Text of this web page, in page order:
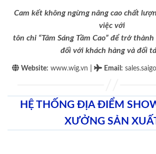
Cam kết không ngừng nâng cao chất
việc với
tôn chỉ “Tâm Sáng Tầm Cao” để trở
đối với khách hàng và đối
Website: www.wig.vn Email :
HỆ THỐNG ĐỊA ĐIỂM
XƯỞNG SẢN